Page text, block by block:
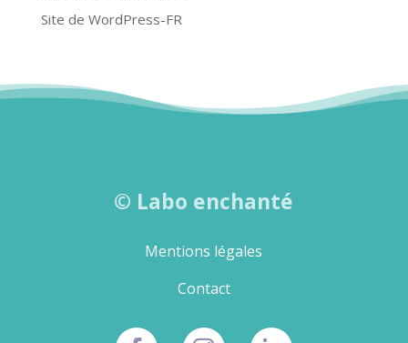
Site de WordPress-FR
© Labo enchanté
Mentions légales
Contact